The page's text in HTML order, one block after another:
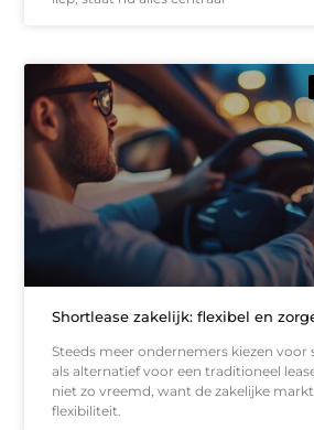
Shortlease zakelijk: flexibel en
Steeds meer ondernemers kiezen voor
als alternatief voor een traditioneel
niet zo vreemd, want de zakelijke
flexibiliteit.